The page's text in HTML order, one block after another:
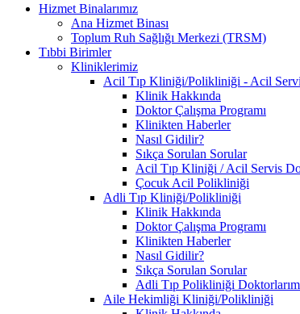
Hizmet Binalarımız
Ana Hizmet Binası
Toplum Ruh Sağlığı Merkezi (TRSM)
Tıbbi Birimler
Kliniklerimiz
Acil Tıp Kliniği/Polikliniği - Acil
Klinik Hakkında
Doktor Çalışma Programı
Klinikten Haberler
Nasıl Gidilir?
Sıkça Sorulan Sorular
Acil Tıp Kliniği / Acil Servis
Çocuk Acil Polikliniği
Adli Tıp Kliniği/Polikliniği
Klinik Hakkında
Doktor Çalışma Programı
Klinikten Haberler
Nasıl Gidilir?
Sıkça Sorulan Sorular
Adli Tıp Polikliniği
Aile Hekimliği Kliniği/Polikliniği